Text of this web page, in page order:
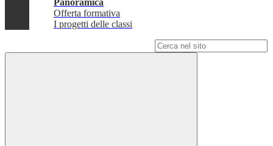
Panoramica
Offerta formativa
I progetti delle classi